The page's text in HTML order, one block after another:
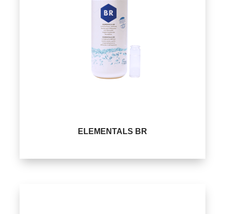
ELEMENTALS BR